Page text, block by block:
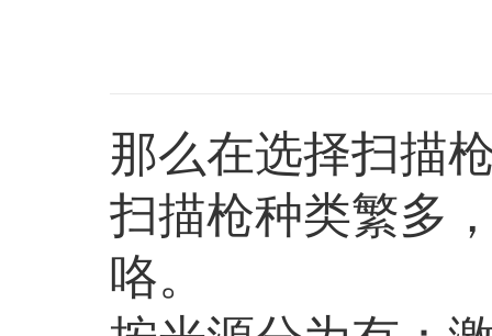
那么在选择扫描
扫描枪种类繁多
咯。